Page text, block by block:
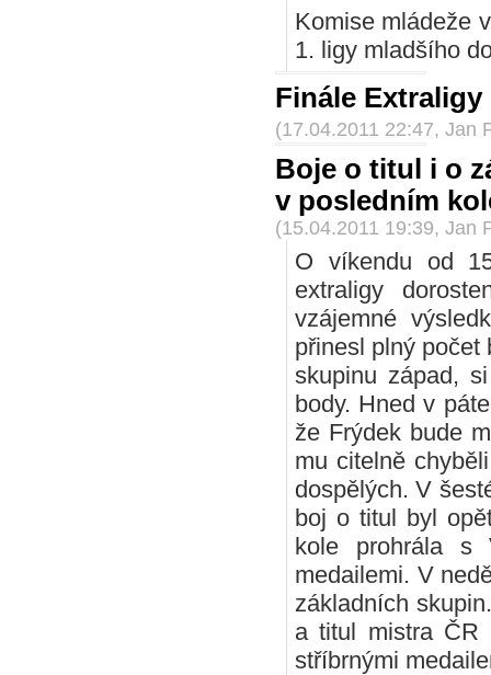
Komise mládeže
1. ligy mladšího
Finále Extraligy
(17.04.2011 22:47, Jan
Boje o titul i o
v posledním
(15.04.2011 19:39, Jan
O víkendu od
extraligy
vzájemné
přinesl plný počet
skupinu západ,
body. Hned v
že Frýdek bude
mu citelně
dospělých. V
boj o titul byl
kole prohrála s
medailemi. V
základních
a titul mistra ČR
stříbrnými